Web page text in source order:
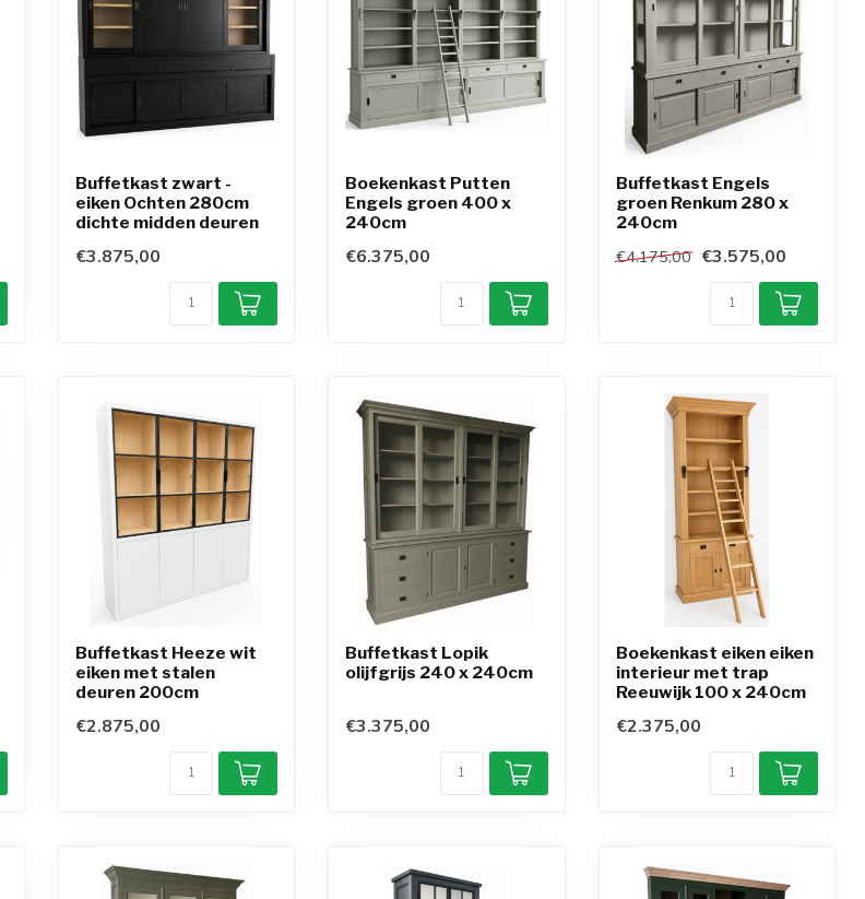
Buffetkast zwart -
eiken Ochten 280cm
dichte midden deuren
€3.875,00
Boekenkast Putten
Engels groen 400 x
240cm
€6.375,00
Buffetkast Engels
groen Renkum 280 x
240cm
€4.175,00 €3.575,00
Buffetkast Heeze wit
eiken met stalen
deuren 200cm
€2.875,00
Buffetkast Lopik
olijfgrijs 240 x 240cm
€3.375,00
Boekenkast eiken eiken
interieur met trap
Reeuwijk 100 x 240cm
€2.375,00